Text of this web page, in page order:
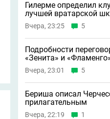
Гилерме определил
лучшей вратарской
Вчера, 23:25 5
Подробности
«Зенита» и
Вчера, 23:01 5
Бериша описал
прилагательным
Вчера, 22:19 1